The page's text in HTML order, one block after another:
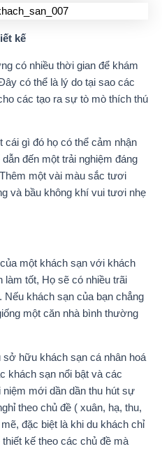
kế
có nhiều thời gian để khám
có thể là lý do tại sao các
các tạo ra sự tò mò thích thú
cái gì đó họ có thể cảm nhận
đến một trải nghiệm đáng
một vài màu sắc tươi
và bầu không khí vui tươi nhẹ
một khách sạn với khách
làm tốt, Họ sẽ có nhiều trãi
Nếu khách sạn của bạn chẳng
một căn nhà bình thường
hữu khách sạn cá nhân hoá
khách sạn nổi bật và các
niệm mới dần dần thu hút sự
theo chủ đề ( xuân, hạ, thu,
đặc biệt là khi du khách chỉ
kế theo các chủ đề mà